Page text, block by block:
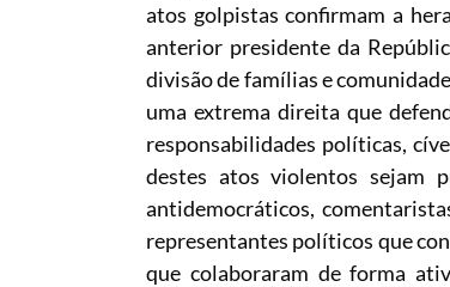
atos golpistas confirmam a
anterior presidente da
divisão de famílias e
uma extrema direita que
responsabilidades políticas,
destes atos violentos sejam
antidemocráticos,
representantes políticos que
que colaboraram de forma